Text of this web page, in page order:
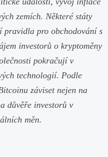
zemích. Některé státy
pro obchodování s
investorů o kryptoměny
pokračují v
technologií. Podle
záviset nejen na
důvěře investorů v
měn.